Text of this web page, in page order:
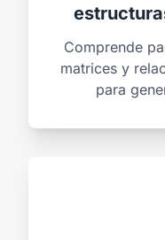
Comprende
matrices y
para